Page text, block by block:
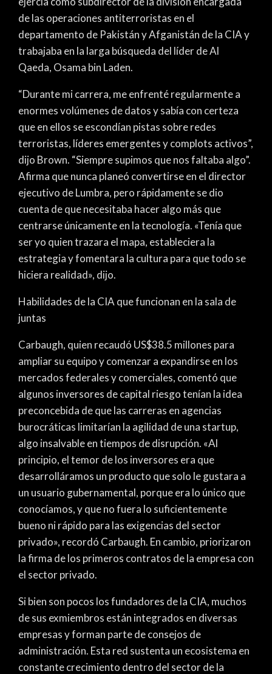
de las operaciones antiterroristas en el
departamento de Pakistán y Afganistán de la CIA y
trabajaba en la larga búsqueda del líder de Al
Qaeda, Osama bin Laden.
“Durante mi carrera, me enfrenté regularmente a
enormes volúmenes de datos y sabía con certeza
que en ellos se escondían pistas sobre redes
terroristas, líderes emergentes y complots activos”,
dijo Brown. “Siempre supimos que nos faltaba algo”.
Afirma que nunca planeó convertirse en el director
ejecutivo de Lumbra, pero rápidamente se dio
cuenta de que necesitaba hacer algo más que
centrarse únicamente en la tecnología. «Tenía que
ser yo quien trazara el mapa, estableciera la
estrategia y fomentara la cultura para que todo se
hiciera realidad», dijo.
Habilidades de la CIA que funcionan en la sala de
juntas
Carbaugh, quien recaudó US$38.5 millones para
ampliar su equipo y comenzar a expandirse en los
mercados federales y comerciales, comentó que
algunos inversores de capital riesgo tenían la idea
preconcebida de que las carreras en agencias
burocráticas limitarían la agilidad de una startup,
algo insalvable en tiempos de disrupción. «Al
principio, el temor de los inversores era que
desarrolláramos un producto que solo le gustara a
un usuario gubernamental, porque era lo único que
conocíamos, y que no fuera lo suficientemente
bueno ni rápido para las exigencias del sector
privado», recordó Carbaugh. En cambio, priorizaron
la firma de los primeros contratos de la empresa con
el sector privado.
Si bien son pocos los fundadores de la CIA, muchos
de sus exmiembros están integrados en diversas
empresas y forman parte de consejos de
administración. Esta red sustenta un ecosistema en
constante crecimiento dentro del sector de la